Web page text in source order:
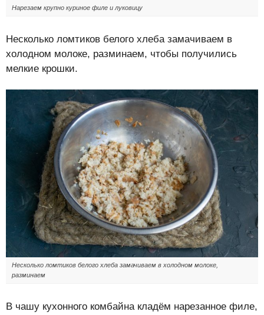
Нарезаем крупно куриное филе и луковицу
Несколько ломтиков белого хлеба замачиваем в
холодном молоке, разминаем, чтобы получились
мелкие крошки.
Несколько ломтиков белого хлеба замачиваем в холодном молоке,
разминаем
В чашу кухонного комбайна кладём нарезанное филе,